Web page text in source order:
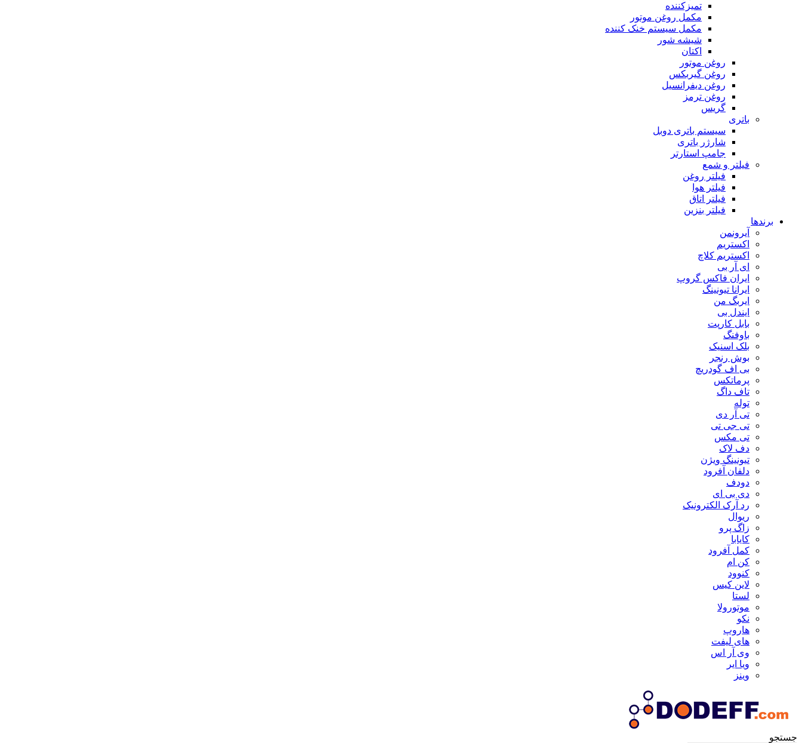
تمیزکننده
مکمل روغن موتور
مکمل سیستم خنک کننده
شیشه شور
اکتان
روغن موتور
روغن گیربکس
روغن دیفرانسیل
روغن ترمز
گریس
باتری
سیستم باتری دوبل
شارژر باتری
جامپ استارتر
فیلتر و شمع
فیلتر روغن
فیلتر هوا
فیلتر اتاق
فیلتر بنزین
برندها
آیرونمن
اکستریم
اکستریم کلاچ
ای آر بی
ایران فاکس گروپ
ایرانا تیونینگ
ایربگ من
ایندل بی
بابل کارپت
باوفنگ
بلک اسنیک
بوش رنجر
بی اف گودریچ
پرماتکس
تاف داگ
توله
تی آر دی
تی جی تی
تی مکس
دف لاک
تیونینگ ویژن
دلفان آفرود
دودف
دی بی ای
رد آرک الکترونیک
ریوال
زاگ پرو
کایابا
کمل آفرود
کن ام
کنوود
لاین کیس
لستا
موتورولا
نکو
هاروپ
های لیفت
وی آر اس
ویا ایر
وینز
جستجو